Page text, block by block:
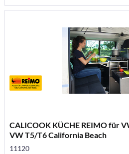
CALICOOK KÜCHE REIMO für
VW T5/T6 California Beach
11120